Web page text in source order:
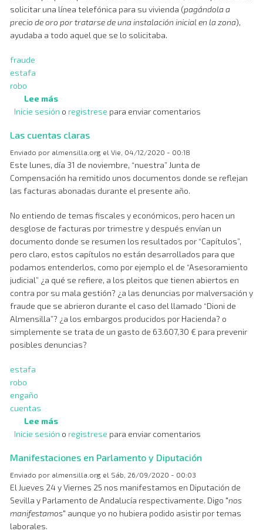
solicitar una línea telefónica para su vivienda (pagándola a
precio de oro por tratarse de una instalación inicial en la zona),
ayudaba a todo aquel que se lo solicitaba.
fraude
estafa
robo
Lee más
Seguimos
las
obras
por
peligrosidad
Inicie sesión o registrese para enviar comentarios
Las cuentas claras
Enviado por almensilla.org el Vie, 04/12/2020 - 00:18
Este lunes, día 31 de noviembre, “nuestra” Junta de
Compensación ha remitido unos documentos donde se reflejan
las facturas abonadas durante el presente año.
No entiendo de temas fiscales y económicos, pero hacen un
desglose de facturas por trimestre y después envían un
documento donde se resumen los resultados por “Capítulos”,
pero claro, estos capítulos no están desarrollados para que
podamos entenderlos, como por ejemplo el de “Asesoramiento
judicial” ¿a qué se refiere, a los pleitos que tienen abiertos en
contra por su mala gestión? ¿a las denuncias por malversación y
fraude que se abrieron durante el caso del llamado “Dioni de
Almensilla”? ¿a los embargos producidos por Hacienda? o
simplemente se trata de un gasto de 63.607,30 € para prevenir
posibles denuncias?
estafa
robo
engaño
cuentas
Lee más
Las
claras
Inicie sesión o registrese para enviar comentarios
Manifestaciones en Parlamento y Diputación
Enviado por almensilla.org el Sáb, 26/09/2020 - 00:03
El Jueves 24 y Viernes 25 nos manifestamos en Diputación de
Sevilla y Parlamento de Andalucía respectivamente. Digo "nos
manifestamos" aunque yo no hubiera podido asistir por temas
laborales.